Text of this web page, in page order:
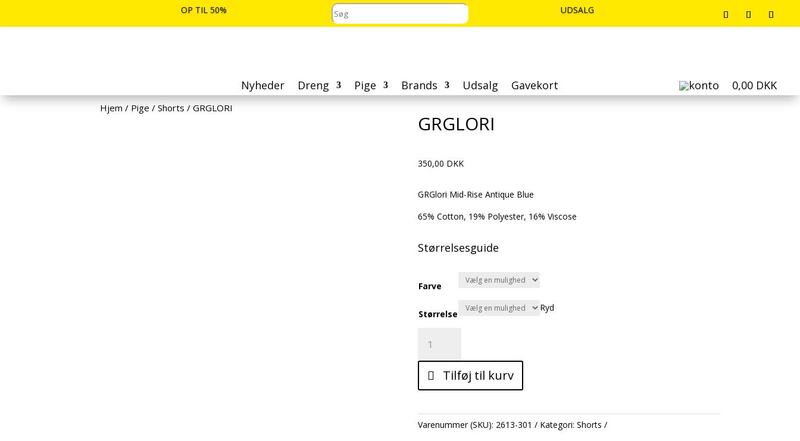
OP TIL 50%
UDSALG
UDSALG
Nyheder Dreng Pige Brands Udsalg Gavekort 0,00 DKK
Hjem / Pige / Shorts / GRGLORI
GRGLORI
350,00 DKK
GRGlori Mid-Rise Antique Blue
65% Cotton, 19% Polyester, 16% Viscose
Størrelsesguide
Farve
Størrelse
Ryd
antal
Tilføj til kurv
Varenummer (SKU): 2613-301 Kategori: Shorts